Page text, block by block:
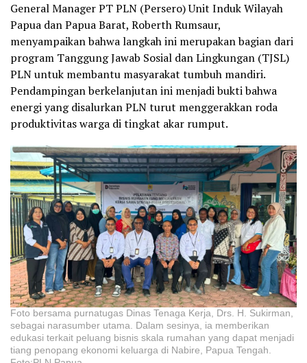
General Manager PT PLN (Persero) Unit Induk Wilayah
Papua dan Papua Barat, Roberth Rumsaur,
menyampaikan bahwa langkah ini merupakan bagian dari
program Tanggung Jawab Sosial dan Lingkungan (TJSL)
PLN untuk membantu masyarakat tumbuh mandiri.
Pendampingan berkelanjutan ini menjadi bukti bahwa
energi yang disalurkan PLN turut menggerakkan roda
produktivitas warga di tingkat akar rumput.
Foto bersama purnatugas Dinas Tenaga Kerja, Drs. H. Sukirman,
sebagai narasumber utama. Dalam sesinya, ia memberikan
edukasi terkait peluang bisnis skala rumahan yang dapat menjadi
tiang penopang ekonomi keluarga di Nabire, Papua Tengah.